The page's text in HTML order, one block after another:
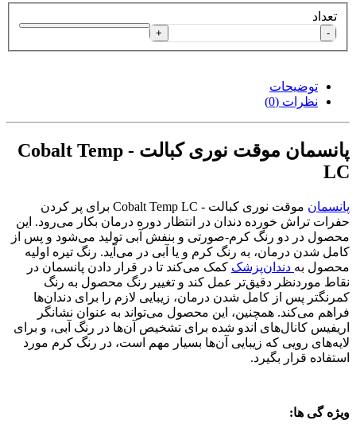
تعداد
-
+
توضیحات
نظرات (0)
پانسمان موقت نوری کبالت - Cobalt Temp
LC
پانسمان
موقت نوری کبالت - Cobalt Temp LC برای پر کردن
حفرات تراش خورده دندان در انتظار دوره درمان بکار می‌رود. این
محصول در دو رنگ کرم-صورتی و بنفش آبی تولید می‌شود و پس از
کامل شدن درمان، به رنگ کرم و یا آبی در می‌آید. رنگ تیره اولیه
محصول به دندان‌پزشک کمک می‌کند تا در قرار دادن پانسمان در
نقاط موردنظر دقیق‌تر عمل کند و تغییر رنگ محصول به رنگ
کمرنگتر پس از کامل شدن درمان، زیبایی لازم را برای دندان‌ها
فراهم می‌کند. همچنین، این محصول می‌تواند به عنوان نشانگر
اریفیس کانال‌های اندو شده برای تشخیص آن‌ها در رنگ آبی، و برای
لایه‌های رویی که زیبایی آن‌ها بسیار مهم است، در رنگ کرم مورد
استفاده قرار بگیرد.
ویژه گی ها: